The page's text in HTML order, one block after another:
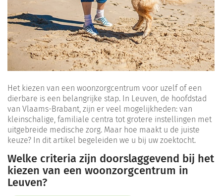
Het kiezen van een woonzorgcentrum voor uzelf of een
dierbare is een belangrijke stap. In Leuven, de hoofdstad
van Vlaams-Brabant, zijn er veel mogelijkheden: van
kleinschalige, familiale centra tot grotere instellingen met
uitgebreide medische zorg. Maar hoe maakt u de juiste
keuze? In dit artikel begeleiden we u bij uw zoektocht.
Welke criteria zijn doorslaggevend bij het
kiezen van een woonzorgcentrum in
Leuven?